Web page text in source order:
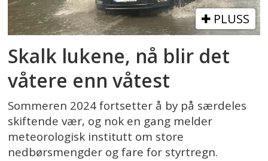
PLUSS
Skalk lukene, nå blir det
våtere enn våtest
Sommeren 2024 fortsetter å by på særdeles
skiftende vær, og nok en gang melder
meteorologisk institutt om store
nedbørsmengder og fare for styrtregn.